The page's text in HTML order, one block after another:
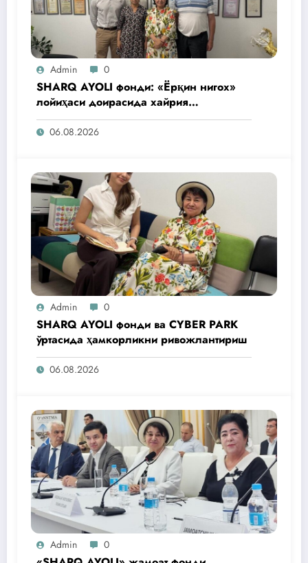
Admin 0
SHARQ AYOLI фонди: «Ёрқин нигох»
лойиҳаси доирасида хайрия
операциялари ўтказилади
06.08.2026
Admin 0
SHARQ AYOLI фонди ва CYBER PARK
ўртасида ҳамкорликни ривожлантириш
06.08.2026
Admin 0